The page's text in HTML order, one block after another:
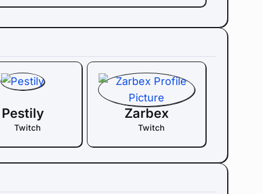
Pestily
Twitch
Zarbex
Twitch